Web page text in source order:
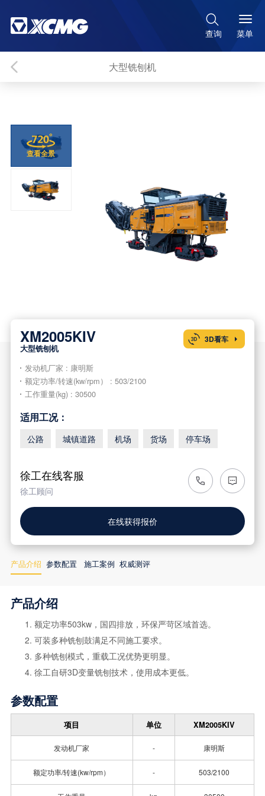

查询 菜单
大型铣刨机
查看全景
XM2005KIV
大型铣刨机
发动机厂家 : 康明斯
额定功率/转速(kw/rpm） : 503/2100
工作重量(kg) : 30500
3D看车 
适用工况：
公路 城镇道路 机场 货场 停车场
徐工在线客服
徐工顾问
在线获得报价
产品介绍 参数配置 施工案例 权威测评
产品介绍
额定功率503kw，国四排放，环保严苛区域首选。
可装多种铣刨鼓满足不同施工要求。
多种铣刨模式，重载工况优势更明显。
徐工自研3D变量铣刨技术，使用成本更低。
参数配置
项目 单位 XM2005KIV
发动机厂家 - 康明斯
额定功率/转速(kw/rpm） - 503/2100